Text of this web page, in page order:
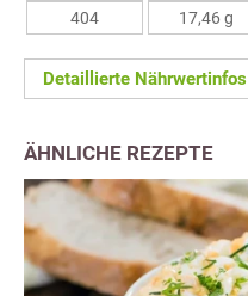
404 17,46 g
Detaillierte Nährwertinfos
ÄHNLICHE REZEPTE